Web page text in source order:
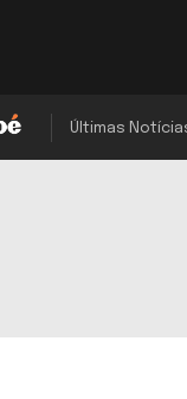
Últimas